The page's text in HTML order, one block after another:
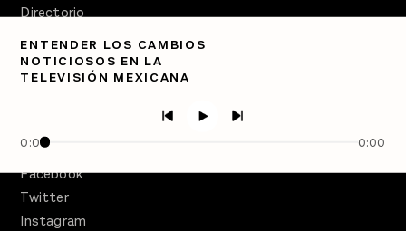
ENTENDER LOS CAMBIOS
NOTICIOSOS EN LA
TELEVISIÓN MEXICANA
0:00 0:00
Directorio
PÓDCASTS
Semanario Gatopardo
Facebook
Twitter
Instagram